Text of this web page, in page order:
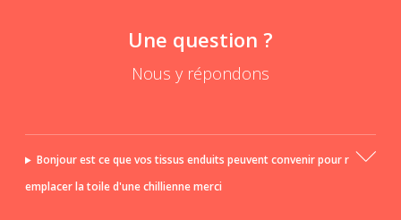
Une question ?
Nous y répondons
Bonjour est ce que vos tissus enduits peuvent convenir pour r
emplacer la toile d'une chillienne merci